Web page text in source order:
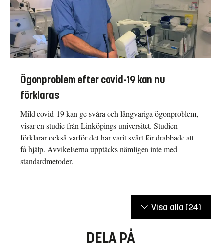
Ögonproblem efter covid-19 kan nu
förklaras
Mild covid-19 kan ge svåra och långvariga ögonproblem,
visar en studie från Linköpings universitet. Studien
förklarar också varför det har varit svårt för drabbade att
få hjälp. Avvikelserna upptäcks nämligen inte med
standardmetoder.
Visa alla (24)
DELA PÅ